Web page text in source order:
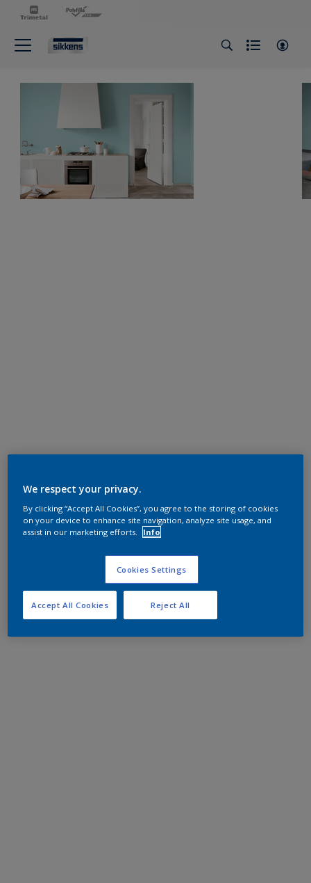
We respect your privacy.
By clicking “Accept All Cookies”, you agree to the storing of cookies
on your device to enhance site navigation, analyze site usage, and
assist in our marketing efforts.
Info
Cookies Settings
Reject All
Accept All Cookies